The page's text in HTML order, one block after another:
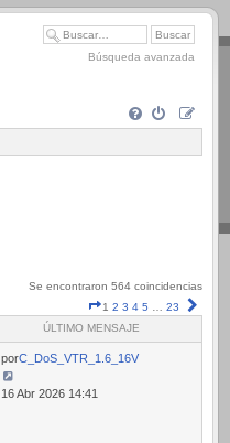
Búsqueda avanzada
Se encontraron 564 coincidencias
Página
23
1 2 3 4 5 23
ÚLTIMO MENSAJE
porC_DoS_VTR_1.6_16V
16 Abr 2026 14:41